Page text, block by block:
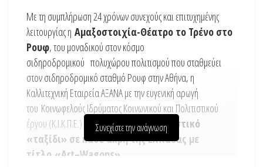
Με τη συμπλήρωση 24 χρόνων συνεχούς και επιτυχημένης
λειτουργίας η Αμαξοστοιχία-Θέατρο το Τρένο στο
Ρουφ, του μοναδικού στον κόσμο
σιδηροδρομικού πολυχώρου πολιτισμού που σταθμεύει
στον σιδηροδρομικό σταθμό Ρουφ στην Αθήνα, η
Καλλιτεχνική Εταιρεία ΑΞΑΝΑ με την ευγενική αρωγή
του Κοινωφελούς Ιδρύματος Κοινωνικού και Πολιτιστικού
έργου (Κ.Ι.Κ.Π.Ε.) προσφέρειένα πολιτιστικό
«ταξίδι» σε κάθε άκρη της Ελλάδας με
τίτλο «Art–Wagons».
Συνεχίστε την ανάγνωση